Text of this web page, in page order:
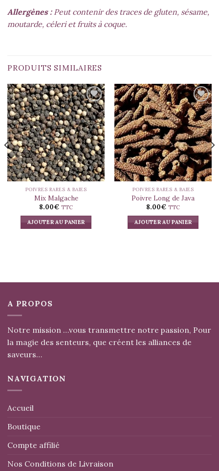
Allergènes :Peut contenir des traces de gluten, sésame,
moutarde, céleri et fruits à coque.
PRODUITS SIMILAIRES
Ajouter
à la liste
d’envies
POIVRES RARES & BAIES
Mix Malgache
8.00€ TTC
AJOUTER AU PANIER
Ajouter
à la liste
d’envies
POIVRES RARES & BAIES
Poivre Long de Java
8.00€ TTC
AJOUTER AU PANIER
A PROPOS
Notre mission …vous transmettre notre passion, Pour
la magie des senteurs, que créent les alliances de
saveurs…
NAVIGATION
Accueil
Boutique
Compte affilié
Nos Conditions de Livraison